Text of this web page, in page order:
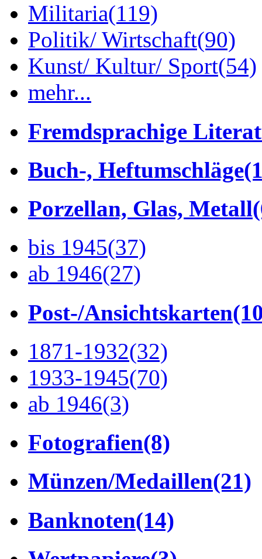
Militaria(119)
Politik/ Wirtschaft(90)
Kunst/ Kultur/ Sport(54)
mehr...
Fremdsprachige
Buch-, Heftumschläge
Porzellan, Glas, Metall
bis 1945(37)
ab 1946(27)
Post-/Ansichtskarten
1871-1932(32)
1933-1945(70)
ab 1946(3)
Fotografien(8)
Münzen/Medaillen(21)
Banknoten(14)